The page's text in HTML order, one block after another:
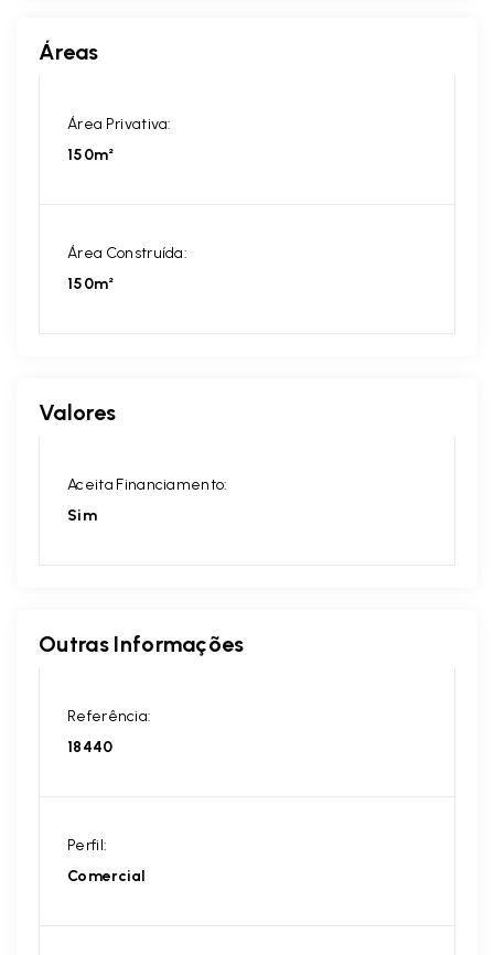
Áreas
Área Privativa:
150m²
Área Construída:
150m²
Valores
Aceita Financiamento:
Sim
Outras Informações
Referência:
18440
Perfil:
Comercial